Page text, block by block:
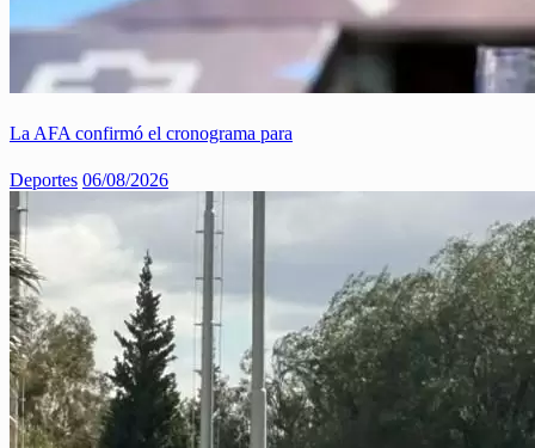
La AFA confirmó el cronograma para
Deportes 06/08/2026